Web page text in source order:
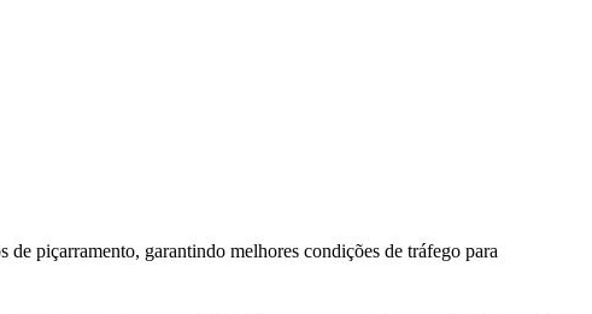
piçarramento, garantindo melhores condições de tráfego para